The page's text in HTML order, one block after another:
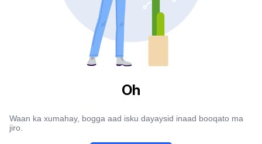
Oh
Waan ka xumahay, bogga aad isku dayaysid inaad booqato ma
jiro.